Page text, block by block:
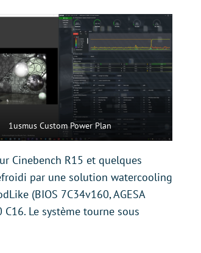
1usmus Custom Power Plan
Cinebench R15 et quelques
par une solution watercooling
(BIOS 7C34v160, AGESA
Le système tourne sous